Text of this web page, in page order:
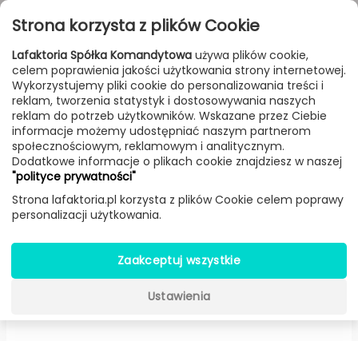
Przejdź do treści
FILTROWANIE & SORTOWANIE
Meble Producenci Artisan Produkt
Regał X (180×47×163 cm, Wiąz) -
Artisan
Strona korzysta z plików Cookie
Lafaktoria Spółka Komandytowa używa plików cookie,
celem poprawienia jakości użytkowania strony internetowej.
Wykorzystujemy pliki cookie do personalizowania treści i
reklam, tworzenia statystyk i dostosowywania naszych
reklam do potrzeb użytkowników. Wskazane przez Ciebie
informacje możemy udostępniać naszym partnerom
społecznościowym, reklamowym i analitycznym.
Dodatkowe informacje o plikach cookie znajdziesz w naszej
"polityce prywatności"
Strona lafaktoria.pl korzysta z plików Cookie celem poprawy
personalizacji użytkowania.
Zaakceptuj wszystkie
Ustawienia